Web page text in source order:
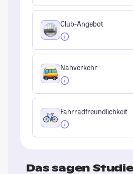
Club-Angebot
Nahverkehr
Fahrradfreundlichkeit
Das sagen